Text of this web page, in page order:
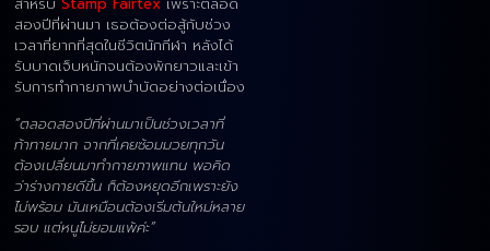
สองปีที่ผ่านมา เธอต้องต่อสู้กับช่วง
เวลาที่ยากที่สุดในชีวิตนักกีฬา หลังได้
รับบาดเจ็บหนักจนต้องพักยาวและเข้า
รับการทำกายภาพบำบัดอย่างต่อเนื่อง
“ตลอดสองปีที่ผ่านมาเป็นช่วงเวลาที่
ท้าทายมาก จากที่เคยซ้อมมวยทุกวัน
ต้องเปลี่ยนมาทำกายภาพแทน พอคิด
ว่าร่างกายดีขึ้น ก็ต้องหยุดอีกเพราะยัง
ไม่พร้อม มันเหมือนต้องเริ่มต้นใหม่หลาย
รอบ แต่หนูไม่ยอมแพ้ค่ะ”